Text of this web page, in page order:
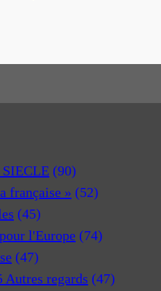
(90)
française » (52)
(45)
l'Europe (74)
(47)
Autres regards (47)